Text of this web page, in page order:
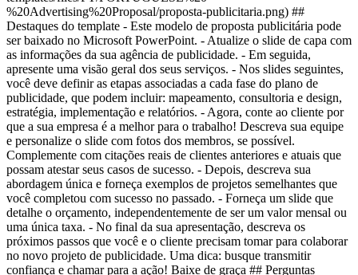
%20Advertising%20Proposal/proposta-publicitaria.png) ##
Destaques do template - Este modelo de proposta publicitária pode
ser baixado no Microsoft PowerPoint. - Atualize o slide de capa com
as informações da sua agência de publicidade. - Em seguida,
apresente uma visão geral dos seus serviços. - Nos slides seguintes,
você deve definir as etapas associadas a cada fase do plano de
publicidade, que podem incluir: mapeamento, consultoria e design,
estratégia, implementação e relatórios. - Agora, conte ao cliente por
que a sua empresa é a melhor para o trabalho! Descreva sua equipe
e personalize o slide com fotos dos membros, se possível.
Complemente com citações reais de clientes anteriores e atuais que
possam atestar seus casos de sucesso. - Depois, descreva sua
abordagem única e forneça exemplos de projetos semelhantes que
você completou com sucesso no passado. - Forneça um slide que
detalhe o orçamento, independentemente de ser um valor mensal ou
uma única taxa. - No final da sua apresentação, descreva os
próximos passos que você e o cliente precisam tomar para colaborar
no novo projeto de publicidade. Uma dica: busque transmitir
confiança e chamar para a ação! Baixe de graça ## Perguntas